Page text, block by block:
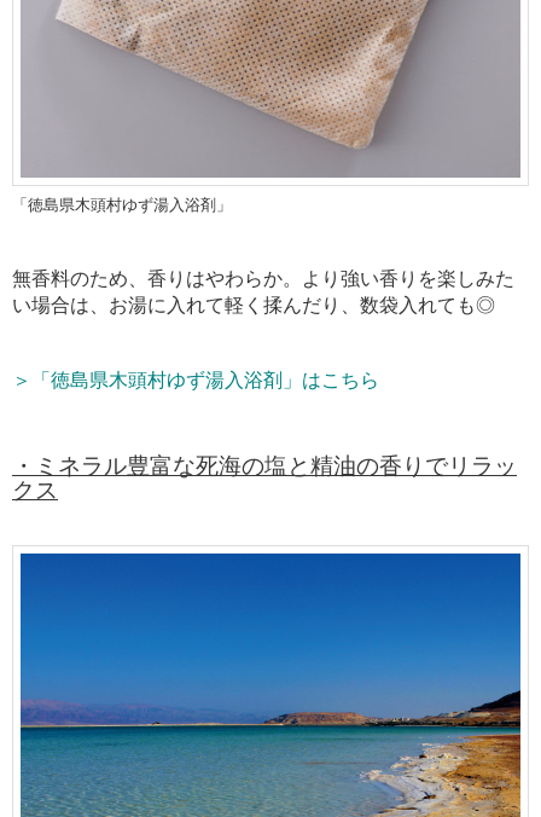
「徳島県木頭村ゆず湯入浴剤」
無香料のため、香りはやわらか。より強い香りを楽しみた
い場合は、お湯に入れて軽く揉んだり、数袋入れても◎
＞「徳島県木頭村ゆず湯入浴剤」はこちら
・ミネラル豊富な死海の塩と精油の香りでリラッ
クス